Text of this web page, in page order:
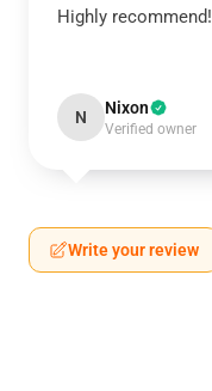
Highly recommend!
N Nixon
Verified owner
Write your review